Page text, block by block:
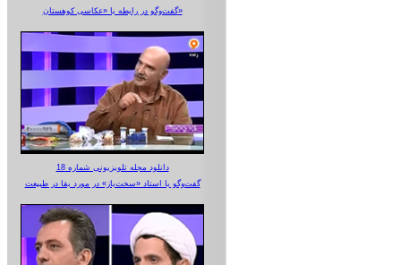
گفت‌وگو در رابطه با «عکاسی کوهستان»
دانلود مجله تلویزیونی شماره 18
گفت‌وگو با استاد «سخت‌باز» در مورد بقا در طبیعت